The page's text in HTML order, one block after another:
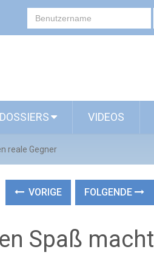
DOSSIERS VIDEOS
reale Gegner
VORIGE FOLGENDE
Spaß macht